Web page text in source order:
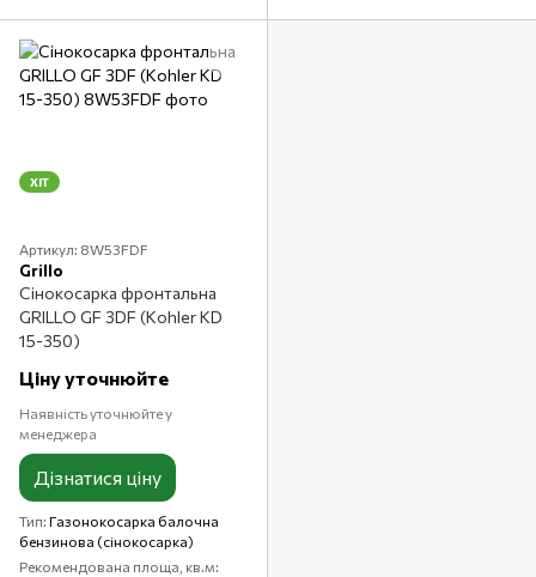
ХІТ
Артикул: 8W53FDF
Grillo
Сінокосарка фронтальна
GRILLO GF 3DF (Kohler KD
15-350)
Ціну уточнюйте
Наявність уточнюйте у
менеджера
Дізнатися ціну
Тип Газонокосарка балочна
бензинова (сінокосарка)
Рекомендована площа, кв.м